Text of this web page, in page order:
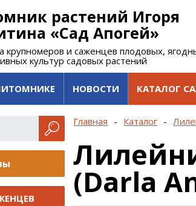
растений Игоря
«Сад Апогей»
крупномеров и саженцев плодовых,
культур садовых растений
НОВОСТИ КАТАЛОГ
Главная - Каталог -
(Darla